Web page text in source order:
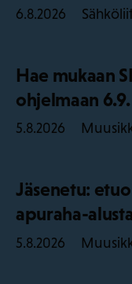
6.8.2026
Hae mukaan
ohjelmaan
5.8.2026
Jäsenetu:
apuraha-
5.8.2026